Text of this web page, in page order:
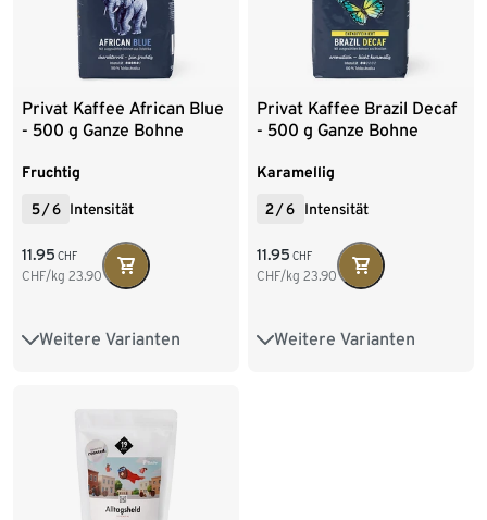
Privat Kaffee African Blue
- 500 g Ganze Bohne
Fruchtig
5 /6 Intensität
11.95 CHF
CHF/kg 23.90
Weitere Varianten
500 g Ganze Bohne
2 x 250 g Gemahlen
9 x 500 g Gemahlen
Privat Kaffee Brazil Decaf
- 500 g Ganze Bohne
Karamellig
2/6 Intensität
11.95 CHF
CHF/kg 23.90
Weitere Varianten
500 g Ganze Bohne